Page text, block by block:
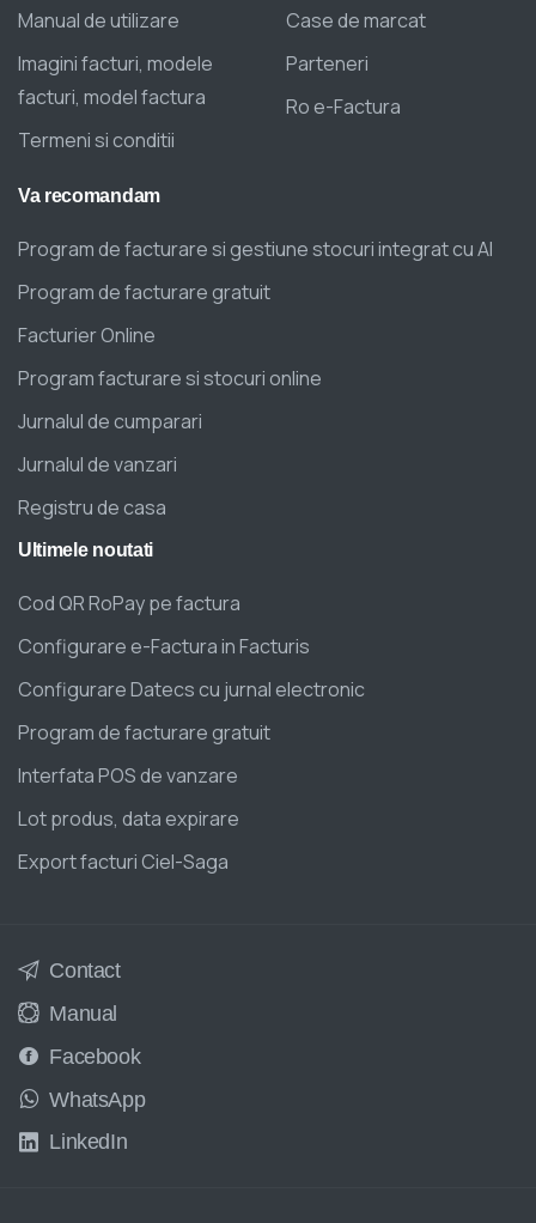
Manual de utilizare
Imagini facturi, modele
facturi, model factura
Termeni si conditii
Case de marcat
Parteneri
Ro e-Factura
Va recomandam
Program de facturare si gestiune stocuri integrat cu AI
Program de facturare gratuit
Facturier Online
Program facturare si stocuri online
Jurnalul de cumparari
Jurnalul de vanzari
Registru de casa
Ultimele noutati
Cod QR RoPay pe factura
Configurare e-Factura in Facturis
Configurare Datecs cu jurnal electronic
Program de facturare gratuit
Interfata POS de vanzare
Lot produs, data expirare
Export facturi Ciel-Saga
Contact
Manual
Facebook
WhatsApp
LinkedIn